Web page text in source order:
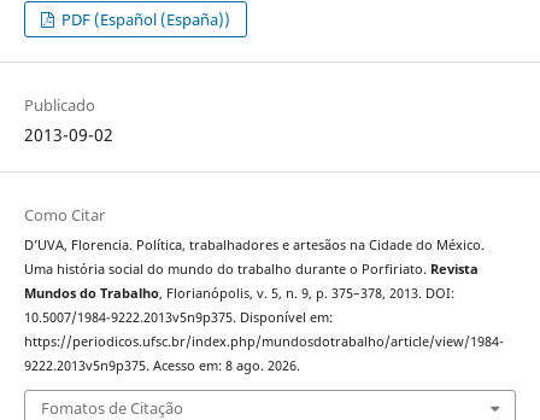
PDF (Español (España))
Publicado
2013-09-02
Como Citar
D’UVA, Florencia. Política, trabalhadores e artesãos na Cidade do México.
Uma história social do mundo do trabalho durante o Porfiriato. Revista
Mundos do Trabalho, Florianópolis, v. 5, n. 9, p. 375–378, 2013. DOI:
10.5007/1984-9222.2013v5n9p375. Disponível em:
https://periodicos.ufsc.br/index.php/mundosdotrabalho/article/view/1984-
9222.2013v5n9p375. Acesso em: 8 ago. 2026.
Fomatos de Citação